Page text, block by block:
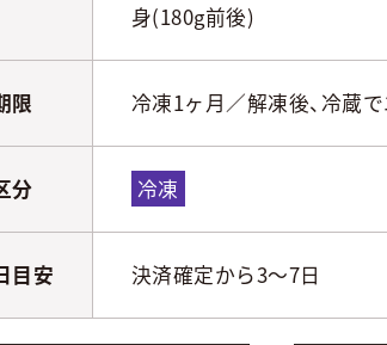
身(180g前後)
限 冷凍1ヶ月／解凍後、冷蔵
分 冷凍
目安 決済確定から3～7日